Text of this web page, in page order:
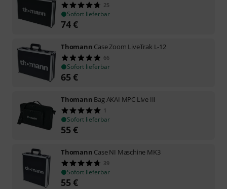
25
Sofort lieferbar
74€
Thomann Case Zoom LiveTrak L-12
66
Sofort lieferbar
65€
Thomann Bag AKAI MPC Live III
1
Sofort lieferbar
55€
Thomann Case NI Maschine MK3
39
Sofort lieferbar
55€